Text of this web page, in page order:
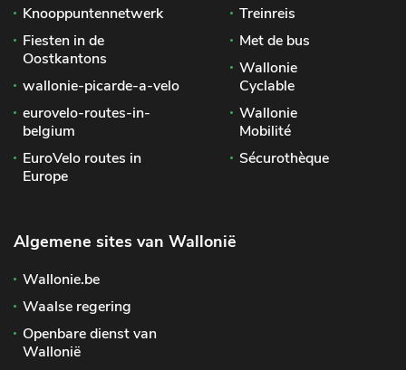
Knooppuntennetwerk
Fiesten in de
Oostkantons
wallonie-picarde-a-velo
eurovelo-routes-in-
belgium
EuroVelo routes in
Europe
Treinreis
Met de bus
Wallonie
Cyclable
Wallonie
Mobilité
Sécurothèque
Algemene sites van Wallonië
Wallonie.be
Waalse regering
Openbare dienst van
Wallonië